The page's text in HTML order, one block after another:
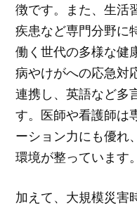
徴です。また、生活
疾患など専門分野に
働く世代の多様な健
病やけがへの応急対
連携し、英語など多
す。医師や看護師は
ーション力にも優れ
環境が整っています。
加えて、大規模災害